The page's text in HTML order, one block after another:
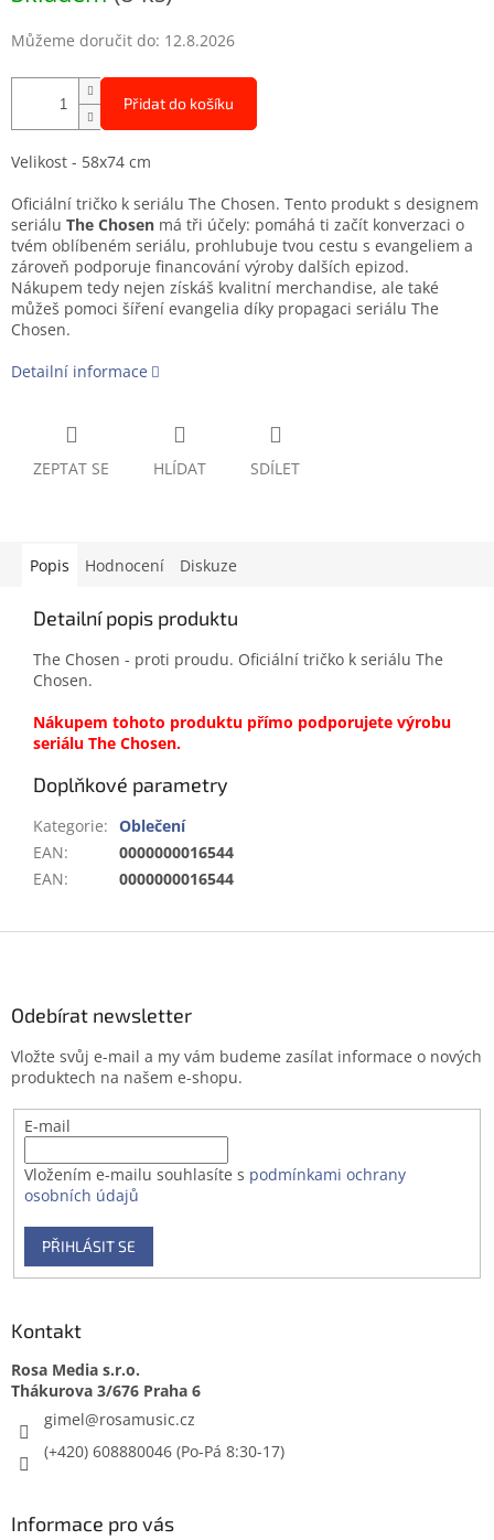
Můžeme doručit do: 12.8.2026
Přidat do košíku
Velikost - 58x74 cm
Oficiální tričko k seriálu The Chosen. Tento produkt s designem
seriálu The Chosen má tři účely: pomáhá ti začít konverzaci o
tvém oblíbeném seriálu, prohlubuje tvou cestu s evangeliem a
zároveň podporuje financování výroby dalších epizod.
Nákupem tedy nejen získáš kvalitní merchandise, ale také
můžeš pomoci šíření evangelia díky propagaci seriálu The
Chosen.
Detailní informace
ZEPTAT SE HLÍDAT SDÍLET
Popis Hodnocení Diskuze
Detailní popis produktu
The Chosen - proti proudu. Oficiální tričko k seriálu The
Chosen.
Nákupem tohoto produktu přímo podporujete výrobu
seriálu The Chosen.
Doplňkové parametry
Kategorie: Oblečení
EAN:
0000000016544
EAN: 0000000016544
Odebírat newsletter
Vložte svůj e-mail a my vám budeme zasílat informace o nových
produktech na našem e-shopu.
E-mail
Vložením e-mailu souhlasíte s podmínkami ochrany
osobních údajů
PŘIHLÁSIT SE
Kontakt
Rosa Media s.r.o.
gimel@rosamusic.cz
(+420) 608880046
Informace pro vás